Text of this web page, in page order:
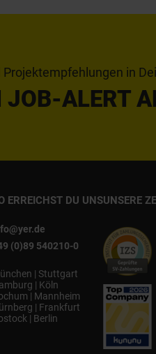
Projektempfehlungen in
JOB-ALERT
ERREICHST DU UNS
(0)89 540210-0
| Stuttgart
| Köln
| Mannheim
| Frankfurt
| Berlin
UNSERE